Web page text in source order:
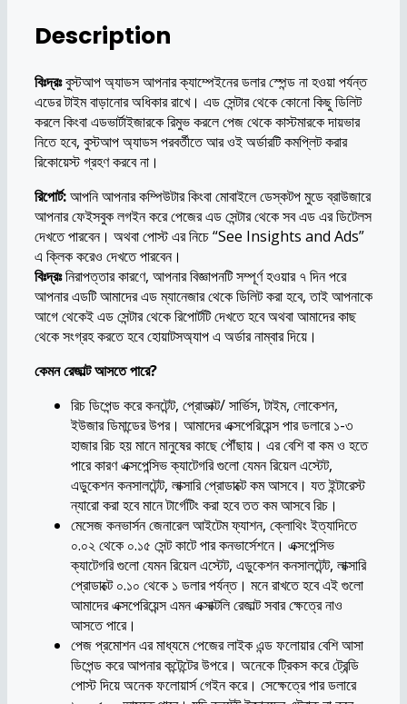
Description
বিঃদ্রঃবুস্টআপ অ্যাডস আপনার ক্যাম্পেইনের ডলার স্পেন্ড না হওয়া পর্যন্ত
এডের টাইম বাড়ানোর অধিকার রাখে। এড সেন্টার থেকে কোনো কিছু ডিলিট
করলে কিংবা এডভার্টাইজারকে রিমুভ করলে পেজ থেকে কাস্টমারকে দায়ভার
নিতে হবে, বুস্টআপ অ্যাডস পরবর্তীতে আর ওই অর্ডারটি কমপ্লিট করার
রিকোয়েস্ট গ্রহণ করবে না।
রিপোর্ট:আপনি আপনার কম্পিউটার কিংবা মোবাইলে ডেস্কটপ মুডে ব্রাউজারে
আপনার ফেইসবুক লগইন করে পেজের এড সেন্টার থেকে সব এড এর ডিটেলস
দেখতে পারবেন। অথবা পোস্ট এর নিচে “See Insights and Ads”
এ ক্লিক করেও দেখতে পারবেন।
বিঃদ্রঃনিরাপত্তার কারণে, আপনার বিজ্ঞাপনটি সম্পূর্ণ হওয়ার ৭ দিন পরে
আপনার এডটি আমাদের এড ম্যানেজার থেকে ডিলিট করা হবে, তাই আপনাকে
আগে থেকেই এড সেন্টার থেকে রিপোর্টটি দেখতে হবে অথবা আমাদের কাছ
থেকে সংগ্রহ করতে হবে হোয়াটসঅ্যাপ এ অর্ডার নাম্বার দিয়ে।
কেমন রেজাল্ট আসতে পারে?
রিচ ডিপেন্ড করে কনটেন্ট, প্রোডাক্ট/ সার্ভিস, টাইম, লোকেশন,
ইউজার ডিমান্ডের উপর। আমাদের এক্সপেরিয়েন্স পার ডলারে ১-৩
হাজার রিচ হয় মানে মানুষের কাছে পৌঁছায়। এর বেশি বা কম ও হতে
পারে কারণ এক্সপেন্সিভ ক্যাটেগরি গুলো যেমন রিয়েল এস্টেট,
এডুকেশন কনসালটেন্ট, লাক্সারি প্রোডাক্টে কম আসবে। যত ইন্টারেস্ট
ন্যারো করা হবে মানে টার্গেটিং করা হবে তত কম আসবে রিচ।
মেসেজ কনভার্সন জেনারেল আইটেম ফ্যাশন, ক্লোথিং ইত্যাদিতে
০.০২ থেকে ০.১৫ সেন্ট কাটে পার কনভার্সেশনে। এক্সপেন্সিভ
ক্যাটেগরি গুলো যেমন রিয়েল এস্টেট, এডুকেশন কনসালটেন্ট, লাক্সারি
প্রোডাক্টে ০.১০ থেকে ১ ডলার পর্যন্ত। মনে রাখতে হবে এই গুলো
আমাদের এক্সপেরিয়েন্স এমন এক্সাক্টলি রেজাল্ট সবার ক্ষেত্রে নাও
আসতে পারে।
পেজ প্রমোশন এর মাধ্যমে পেজের লাইক এন্ড ফলোয়ার বেশি আসা
ডিপেন্ড করে আপনার কন্টেন্টের উপরে। অনেকে ট্রিকস করে ট্রেন্ডি
পোস্ট দিয়ে অনেক ফলোয়ার্স গেইন করে। সেক্ষেত্রে পার ডলারে